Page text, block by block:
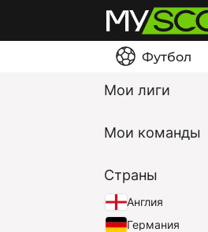
Футбол
Мои лиги
Мои команды
Страны
Англия
Германия